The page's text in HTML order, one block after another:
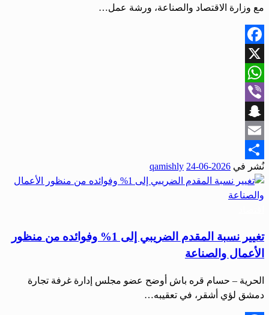
مع وزارة الاقتصاد والصناعة، ورشة عمل…
Facebook
X
WhatsApp
Viber
Snapchat
Email
Share
نُشر في 2026-06-24
qamishly
تغيير نسبة المقدم الضريبي إلى 1% وفوائده من منظور
الأعمال والصناعة
الحرية – حسام قره باش أوضح عضو مجلس إدارة غرفة تجارة
دمشق لؤي أشقر، في تعقيبه…